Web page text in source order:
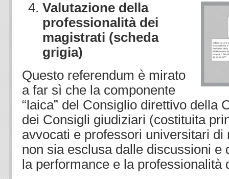
Valutazione della
professionalitàdei
magistrati (scheda
grigia)
Questo referendum è mirato
a far sì che la componente
“laica” del Consiglio direttivo della
dei Consigli giudiziari (costituita
avvocati e professori universitari di
non sia esclusa dalle discussioni e
la performance e la professionalità